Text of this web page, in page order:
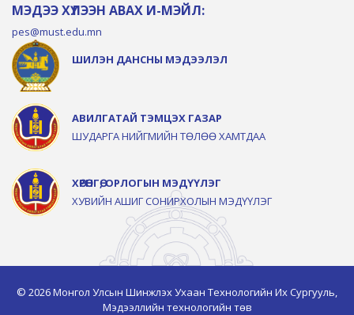
МЭДЭЭ ХҮЛЭЭН АВАХ И-МЭЙЛ:
pes@must.edu.mn
ШИЛЭН ДАНСНЫ МЭДЭЭЛЭЛ
АВИЛГАТАЙ ТЭМЦЭХ ГАЗАР
ШУДАРГА НИЙГМИЙН ТӨЛӨӨ ХАМТДАА
ХӨРӨНГӨ, ОРЛОГЫН МЭДҮҮЛЭГ
ХУВИЙН АШИГ СОНИРХОЛЫН МЭДҮҮЛЭГ
© 2026 Монгол Улсын Шинжлэх Ухаан Технологийн Их Сургууль,
Мэдээллийн технологийн төв